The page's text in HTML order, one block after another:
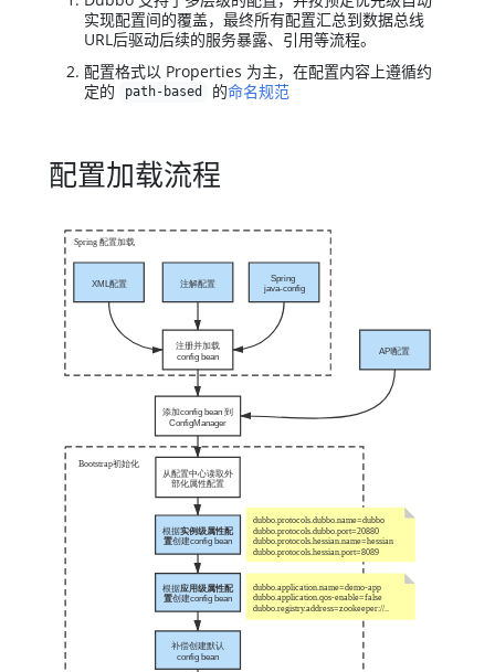
实现配置间的覆盖，最终所有配置汇总到数据总线
URL后驱动后续的服务暴露、引用等流程。
配置格式以 Properties 为主，在配置内容上遵循约
定的
path-based 的命名规范
配置加载流程